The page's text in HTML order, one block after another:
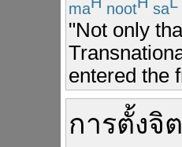
ma
noot sa
"Not only
entered the
การตั้งจิ